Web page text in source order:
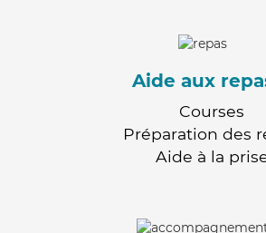
Aide aux
Courses
Préparation des
Aide à la